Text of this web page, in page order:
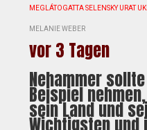
MEGLÁTOGATTA SELENSKY URAT
MELANIE WEBER
vor 3 Tagen
Nehammer
Beispiel
sein Land und